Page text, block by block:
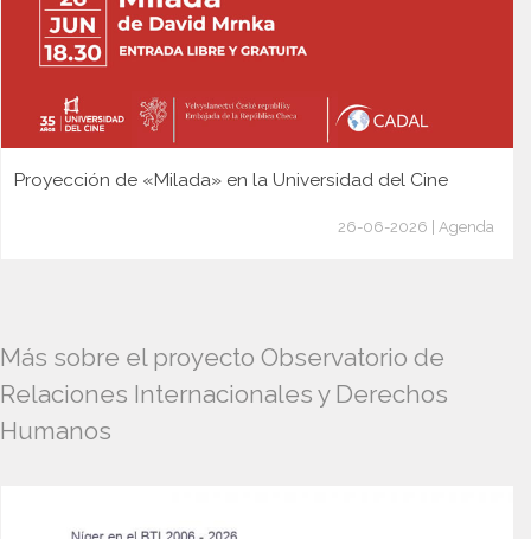
Proyección de «Milada» en la Universidad del Cine
26-06-2026 | Agenda
Más sobre el proyecto Observatorio de
Relaciones Internacionales y Derechos
Humanos